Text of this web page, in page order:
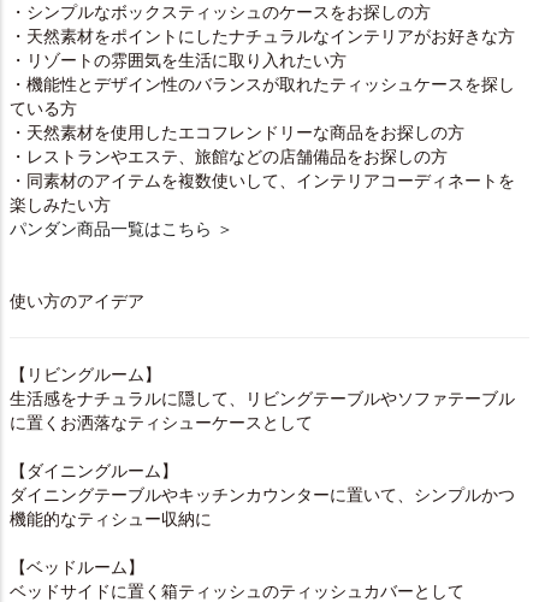
・シンプルなボックスティッシュのケースをお探しの方
・天然素材をポイントにしたナチュラルなインテリアがお好きな方
・リゾートの雰囲気を生活に取り入れたい方
・機能性とデザイン性のバランスが取れたティッシュケースを探し
ている方
・天然素材を使用したエコフレンドリーな商品をお探しの方
・レストランやエステ、旅館などの店舗備品をお探しの方
・同素材のアイテムを複数使いして、インテリアコーディネートを
楽しみたい方
パンダン商品一覧はこちら ＞
使い方のアイデア
【リビングルーム】
生活感をナチュラルに隠して、リビングテーブルやソファテーブル
に置くお洒落なティシューケースとして
【ダイニングルーム】
ダイニングテーブルやキッチンカウンターに置いて、シンプルかつ
機能的なティシュー収納に
【ベッドルーム】
ベッドサイドに置く箱ティッシュのティッシュカバーとして